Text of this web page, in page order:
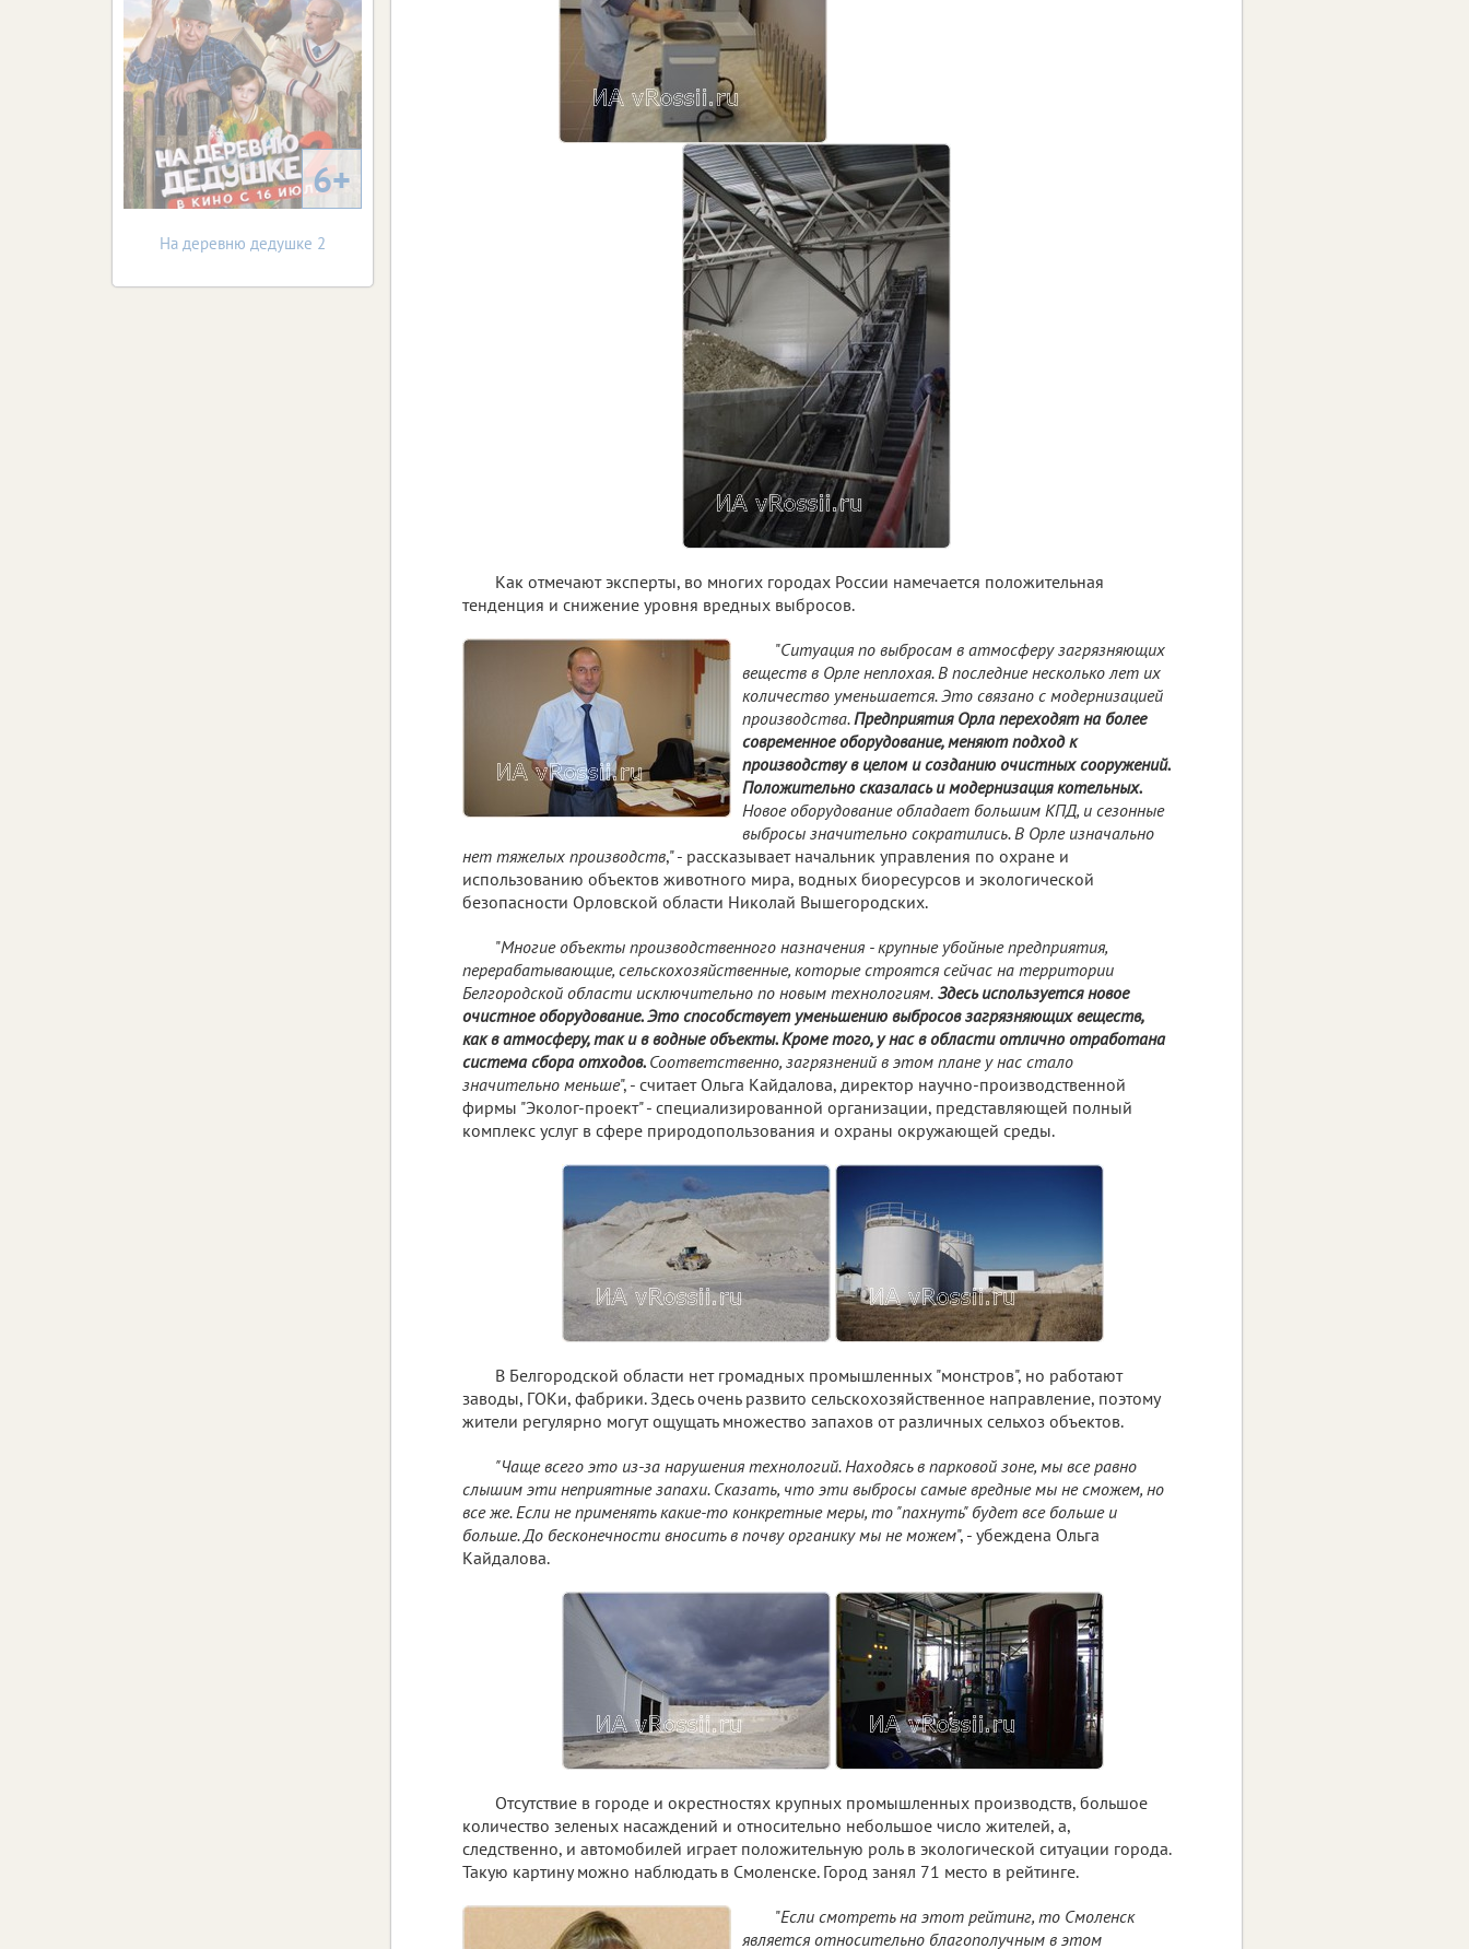
Как отмечают эксперты, во многих городах России намечается положительная
тенденция и снижение уровня вредных выбросов.
"Ситуация по выбросам в атмосферу загрязняющих
веществ в Орле неплохая. В последние несколько лет их
количество уменьшается. Это связано с модернизацией
производства.Предприятия Орла переходят на более
современное оборудование, меняют подход к
производству в целом и созданию очистных сооружений.
Положительно сказалась и модернизация котельных.
Новое оборудование обладает большим КПД, и сезонные
выбросы значительно сократились. В Орле изначально
нет тяжелых производств," - рассказывает начальник управления по охране и
использованию объектов животного мира, водных биоресурсов и экологической
безопасности Орловской области Николай Вышегородских.
"Многие объекты производственного назначения - крупные убойные предприятия,
перерабатывающие, сельскохозяйственные, которые строятся сейчас на территории
Белгородской области исключительно по новым технологиям. Здесь используется новое
очистное оборудование. Это способствует уменьшению выбросов загрязняющих веществ,
как в атмосферу, так и в водные объекты. Кроме того, у нас в области отлично отработана
система сбора отходов. Соответственно, загрязнений в этом плане у нас стало
значительно меньше", - считает Ольга Кайдалова, директор научно-производственной
фирмы "Эколог-проект" - специализированной организации, представляющей полный
комплекс услуг в сфере природопользования и охраны окружающей среды.
В Белгородской области нет громадных промышленных "монстров", но работают
заводы, ГОКи, фабрики. Здесь очень развито сельскохозяйственное направление, поэтому
жители регулярно могут ощущать множество запахов от различных сельхоз объектов.
"Чаще всего это из-за нарушения технологий. Находясь в парковой зоне, мы все равно
слышим эти неприятные запахи. Сказать, что эти выбросы самые вредные мы не сможем, но
все же. Если не применять какие-то конкретные меры, то "пахнуть" будет все больше и
больше. До бесконечности вносить в почву органику мы не можем", - убеждена Ольга
Кайдалова.
Отсутствие в городе и окрестностях крупных промышленных производств, большое
количество зеленых насаждений и относительно небольшое число жителей, а,
следственно, и автомобилей играет положительную роль в экологической ситуации города.
Такую картину можно наблюдать в Смоленске. Город занял 71 место в рейтинге.
"Если смотреть на этот рейтинг, то Смоленск
является относительно благополучным в этом
6+
На деревню дедушке 2